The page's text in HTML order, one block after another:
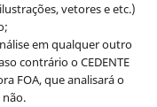
vetores e etc.)
em qualquer outro
contrário o CEDENTE
FOA, que analisará o